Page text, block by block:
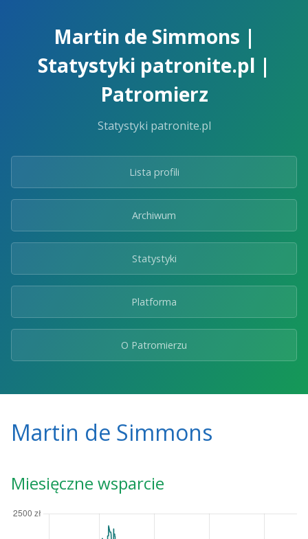
Martin de Simmons |
Statystyki patronite.pl |
Patromierz
Statystyki patronite.pl
Lista profili
Archiwum
Statystyki
Platforma
O Patromierzu
Martin de Simmons
Miesięczne wsparcie